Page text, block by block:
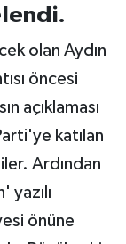
olan Aydın
öncesi
açıklaması
katılan
Ardından
yazılı
önüne